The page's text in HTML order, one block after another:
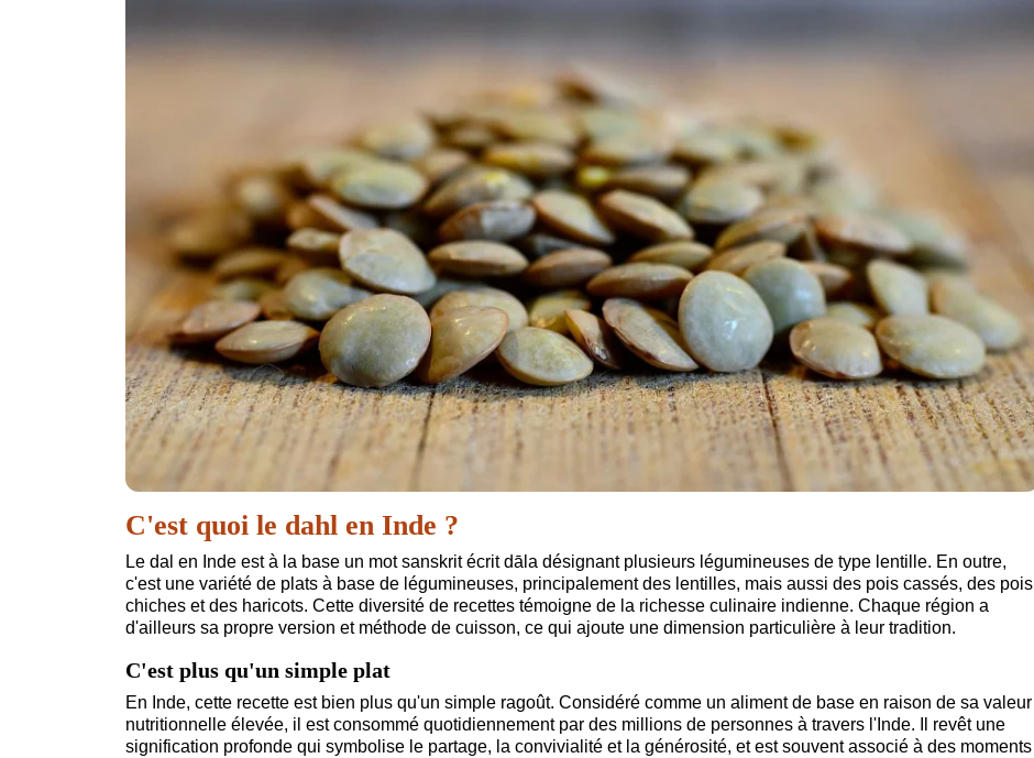
C'est quoi le dahl en Inde ?
Le dal en Inde est à la base un mot sanskrit écrit dāla désignant plusieurs légumineuses de type lentille. En outre,
c'est une variété de plats à base de légumineuses, principalement des lentilles, mais aussi des pois cassés, des pois
chiches et des haricots. Cette diversité de recettes témoigne de la richesse culinaire indienne. Chaque région a
d'ailleurs sa propre version et méthode de cuisson, ce qui ajoute une dimension particulière à leur tradition.
C'est plus qu'un simple plat
En Inde, cette recette est bien plus qu'un simple ragoût. Considéré comme un aliment de base en raison de sa valeur
nutritionnelle élevée, il est consommé quotidiennement par des millions de personnes à travers l'Inde. Il revêt une
signification profonde qui symbolise le partage, la convivialité et la générosité, et est souvent associé à des moments